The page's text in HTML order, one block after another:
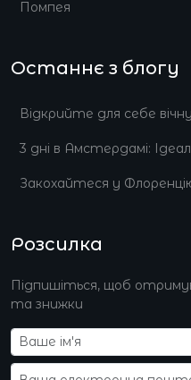
Помпея
Останнє з блогу
Відкрийте для себе
3 дні в Амстердамі:
Закохайтеся у
Розсилка
Підпишіться, щоб
та знижки